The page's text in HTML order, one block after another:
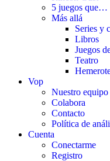
5 juegos que…
Más allá
Series y
Libros
Juegos
Teatro
Vop
Nuestro equipo
Colabora
Contacto
Política de
Cuenta
Conectarme
Registro